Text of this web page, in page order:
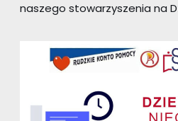
naszego stowarzyszenia na